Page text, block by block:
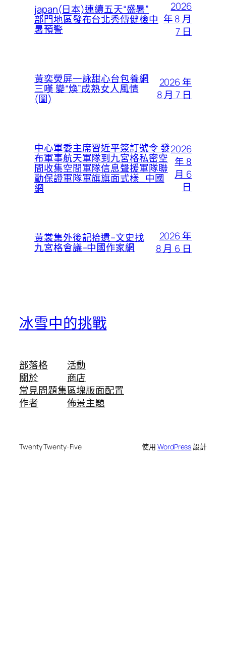
japan(日本)連續五天“盛暑”
部門地區發布台北秀傳健檢中
暑預警
2026
年 8 月
7 日
黃奕熒屏一詠甜心台包養網
三嘆 變“煥”成熟女人風情
(圖)
2026 年
8 月 7 日
中心軍委主席習近平簽訂號令 發
布軍事航天軍隊到九宮格私密空
間收集空間軍隊信息聲援軍隊聯
勤保證軍隊軍旗旗面式樣_中國
網
2026
年 8
月 6
日
黃裳集外後記拾遺–文史找
九宮格會議–中國作家網
2026 年
8 月 6 日
冰雪中的挑戰
部落格
關於
常見問題集
作者
活動
商店
區塊版面配置
佈景主題
Twenty Twenty-Five 使用WordPress設計